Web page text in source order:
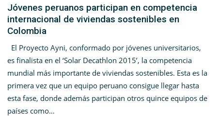
Jóvenes peruanos participan en competencia
internacional de viviendas sostenibles en
Colombia
El Proyecto Ayni, conformado por jóvenes universitarios,
es finalista en el ‘Solar Decathlon 2015’, la competencia
mundial más importante de viviendas sostenibles. Esta es la
primera vez que un equipo peruano consigue llegar hasta
esta fase, donde además participan otros quince equipos de
países como…